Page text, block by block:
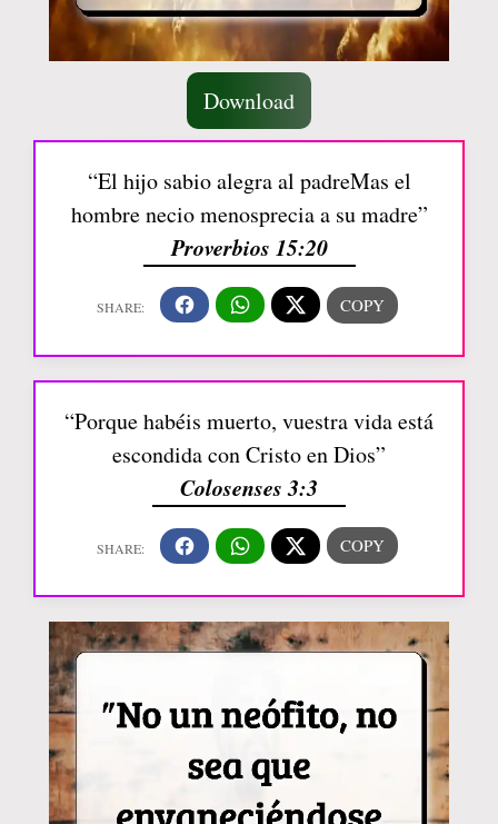
Download
“El hijo sabio alegra al padreMas el
hombre necio menosprecia a su madre”
Proverbios 15:20
“Porque habéis muerto, vuestra vida está
escondida con Cristo en Dios”
Colosenses 3:3